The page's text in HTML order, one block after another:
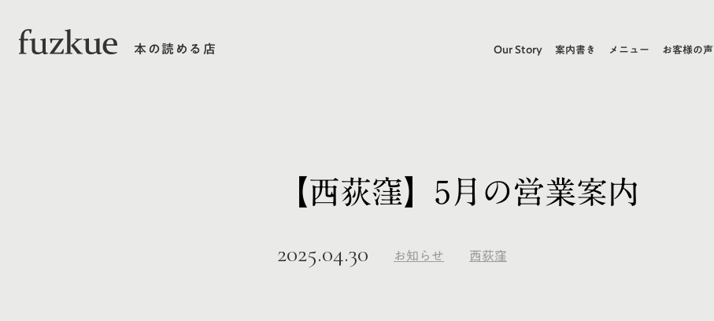
本の読める店 Our Story 案内書き メニュー お客様の声
【西荻窪】5月の営業案内
2025.04.30 お知らせ 西荻窪